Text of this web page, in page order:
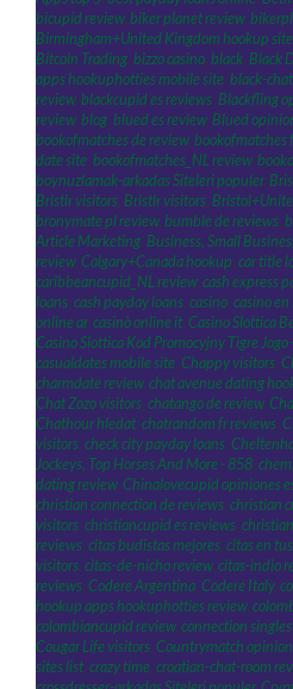
bicupid review, biker planet review,
Birmingham+United Kingdom hookup
Bitcoin Trading, bizzo casino, black, Black
apps hookuphotties mobile site, black-
review, blackcupid es reviews, Blackfling
review, blog, blued es review, Blued
bookofmatches de review, bookofmatches
date site, bookofmatches_NL review,
boynuzlamak-arkadas Siteleri populer,
Bristlr visitors, Bristlr visitors,
bronymate pl review, bumble de reviews,
Article Marketing, Business, Small
review, Calgary+Canada hookup, car title
caribbeancupid_NL review, cash express
loans, cash payday loans, casino, casino en
online ar, casinò online it, Casino Slottica
Casino Slottica Kod Promocyjny Tigre Jogo
casualdates mobile site, Chappy visitors,
charmdate review, chat avenue dating
Chat Zozo visitors, chatango de review,
Chathour hledat, chatrandom fr reviews,
visitors, check city payday loans,
Jockeys, Top Horses And More - 858,
dating review, Chinalovecupid opiniones
christian connection de reviews, christian
visitors, christiancupid es reviews,
reviews, citas budistas mejores, citas en
visitors, citas-de-nicho review, citas-indio
reviews, Codere Argentina, Codere Italy,
hookup apps hookuphotties review,
colombiancupid review, connection
Cougar Life visitors, Countrymatch
sites list, crazy time, croatian-chat-room